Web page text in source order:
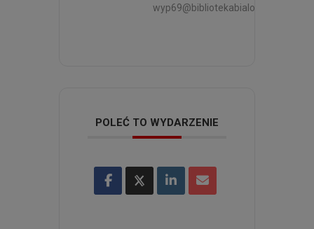
wyp69@bibliotekabialoleka.pl
POLEĆ TO WYDARZENIE